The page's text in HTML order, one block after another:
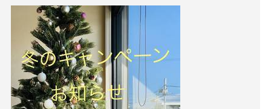
News ニュース
Blog ブログ
Style スタイル